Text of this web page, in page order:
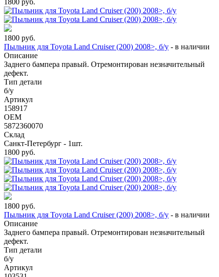
1800 руб.
Пыльник для Toyota Land Cruiser (200) 2008>, б/у - в наличии
Описание
Заднего бампера правый. Отремонтирован незначительный
дефект.
Тип детали
б/у
Артикул
158917
OEM
5872360070
Склад
Санкт-Петербург - 1шт.
1800 руб.
1800 руб.
Пыльник для Toyota Land Cruiser (200) 2008>, б/у - в наличии
Описание
Заднего бампера правый. Отремонтирован незначительный
дефект.
Тип детали
б/у
Артикул